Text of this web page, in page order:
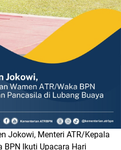
Jokowi, Menteri ATR/Kepala
BPN Ikuti Upacara Hari